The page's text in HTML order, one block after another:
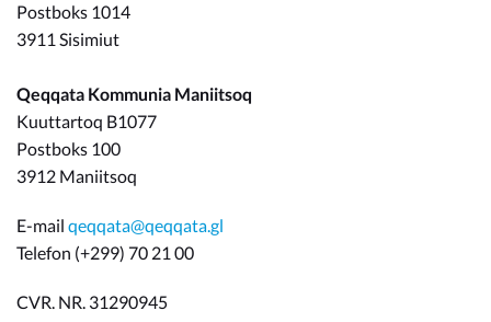
Postboks 1014
3911 Sisimiut
Qeqqata Kommunia Maniitsoq
Kuuttartoq B1077
Postboks 100
3912 Maniitsoq
E-mail qeqqata@qeqqata.gl
Telefon (+299) 70 21 00
CVR. NR. 31290945